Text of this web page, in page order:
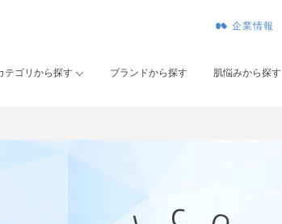
企業情報
テゴリから探す ブランドから探す 肌悩みから探す